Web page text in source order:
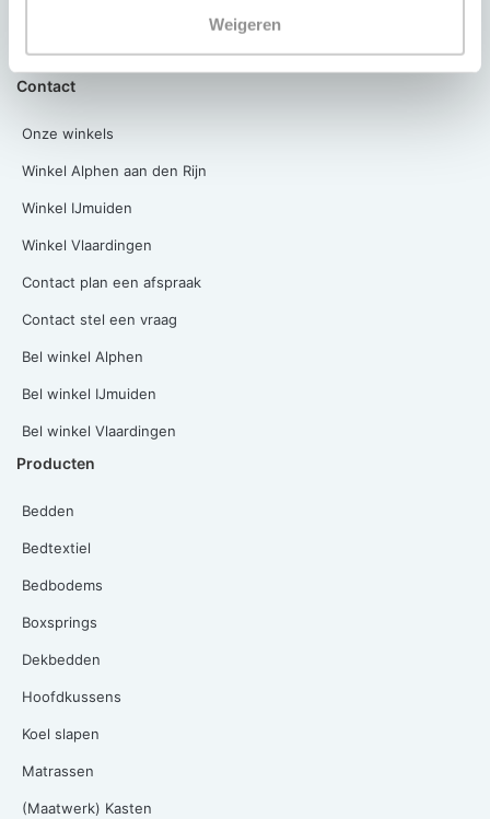
Weigeren
Privacy Verklaring
Contact
Onze winkels
Winkel Alphen aan den Rijn
Winkel IJmuiden
Winkel Vlaardingen
Contact plan een afspraak
Contact stel een vraag
Bel winkel Alphen
Bel winkel IJmuiden
Bel winkel Vlaardingen
Producten
Bedden
Bedtextiel
Bedbodems
Boxsprings
Dekbedden
Hoofdkussens
Koel slapen
Matrassen
(Maatwerk) Kasten